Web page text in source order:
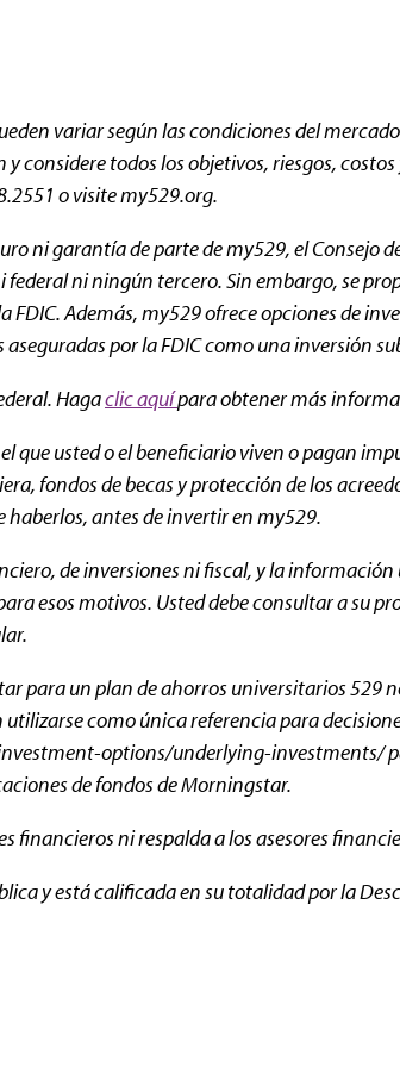
variar según las condiciones del
todos los objetivos, riesgos,
o visite my529.org.
ni garantía de parte de my529, el Consejo
ni ningún tercero. Sin embargo, se
FDIC. Además, my529 ofrece opciones de
por la FDIC como una inversión
Hagaclic aquípara obtener más
que usted o el beneficiario viven o pagan
fondos de becas y protección de los
haberlos, antes de invertir en my529.
de inversiones ni fiscal, y la
esos motivos. Usted debe consultar a su
para un plan de ahorros universitarios 529
como única referencia para
options/underlying-investments/
de fondos de Morningstar.
financieros ni respalda a los asesores
y está calificada en su totalidad por la